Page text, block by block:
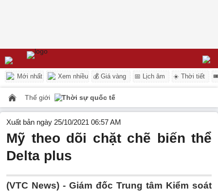
Mới nhất Xem nhiều 💰 Giá vàng 📅 Lịch âm ☀️ Thời tiết
Thế giới Thời sự quốc tế
Xuất bản ngày 25/10/2021 06:57 AM
Mỹ theo dõi chặt chẽ biến thể
Delta plus
(VTC News) - Giám đốc Trung tâm Kiểm soát